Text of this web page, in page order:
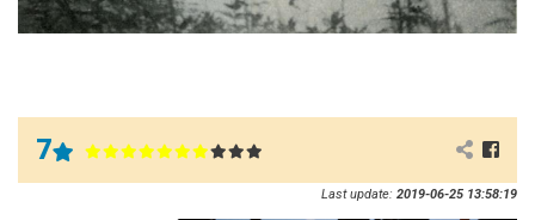
7
Last update: 2019-06-25 13:58:19